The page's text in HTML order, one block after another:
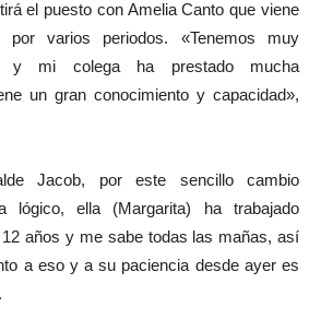
el puesto con Amelia Canto que viene
por varios periodos. «Tenemos muy
y mi colega ha prestado mucha
un gran conocimiento y capacidad»,
Jacob, por este sencillo cambio
lógico, ella (Margarita) ha trabajado
años y me sabe todas las mañas, así
a eso y a su paciencia desde ayer es